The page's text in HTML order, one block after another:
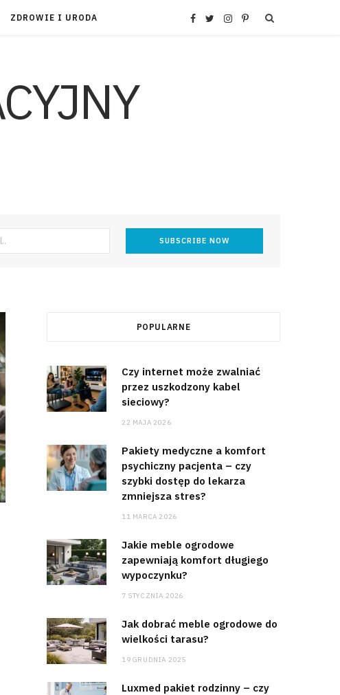
F T I P
ZDROWIE I URODA
POPULARNE
Czy internet może zwalniać
przez uszkodzony kabel
sieciowy?
22 MAJA 2026
Pakiety medyczne a komfort
psychiczny pacjenta – czy
szybki dostęp do lekarza
zmniejsza stres?
11 MARCA 2026
Jakie meble ogrodowe
zapewniają komfort długiego
wypoczynku?
7 STYCZNIA 2026
Jak dobrać meble ogrodowe do
wielkości tarasu?
19 GRUDNIA 2025
Luxmed pakiet rodzinny – czy